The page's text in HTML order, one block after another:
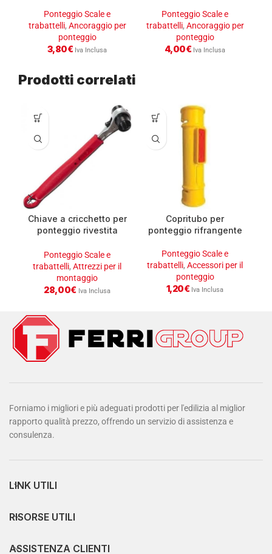
Ponteggio Scale e
trabattelli, Ancoraggio per
ponteggio
3,80€ Iva Inclusa
Ponteggio Scale e
trabattelli, Ancoraggio per
ponteggio
4,00€ Iva Inclusa
Prodotti correlati
Chiave a cricchetto per
ponteggio rivestita
Ponteggio Scale e
trabattelli, Attrezzi per il
montaggio
28,00€ Iva Inclusa
Copritubo per
ponteggio rifrangente
Ponteggio Scale e
trabattelli, Accessori per il
ponteggio
1,20€ Iva Inclusa
Forniamo i migliori e più adeguati prodotti per l'edilizia al miglior
rapporto qualità prezzo, offrendo un servizio di assistenza e
consulenza.
LINK UTILI
RISORSE UTILI
ASSISTENZA CLIENTI